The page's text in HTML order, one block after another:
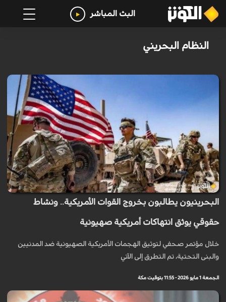
البث المباشر
النظام البحريني
البحرينيون يطالبون بخروج القوات الأمريكية.. ونشاط
حقوقي يوثق انتهاكات أمريكية صهيونية
خلال مؤتمر صحفي لتوثيق الهجمات الأمريكية الصهيونية ضد المدنيين
والبنى التحتية، تم التطرق إلى الآتي
الجمعة 1 مايو 2026 - 11:55 بتوقيت مكة